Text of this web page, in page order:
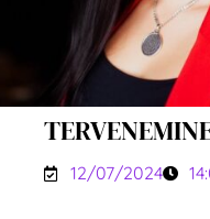
12/07/2024